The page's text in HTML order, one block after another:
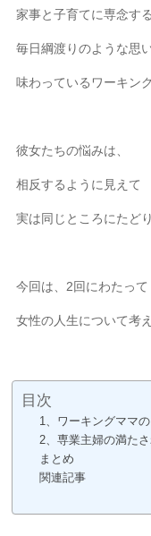
家事と子育てに専念す
毎日綱渡りのような思
味わっているワーキン
彼女たちの悩みは、
相反するように見えて
実は同じところにたど
今回は、2回にわたって
女性の人生について考
目次
1、ワーキングママ
2、専業主婦の満た
まとめ
関連記事